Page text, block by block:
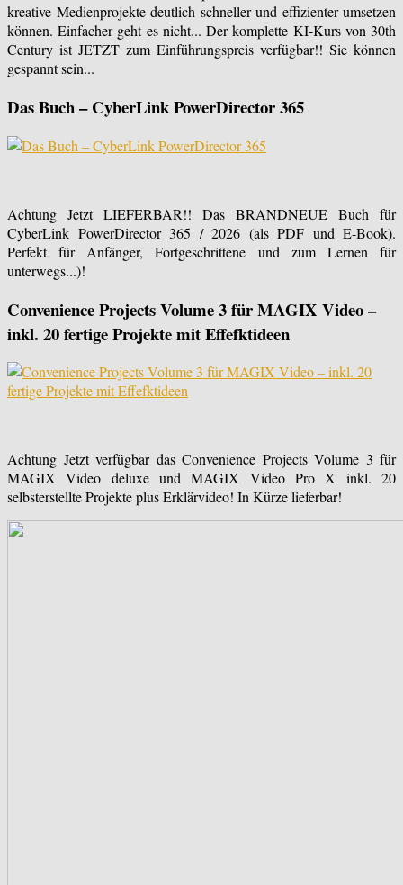
kreative Medienprojekte deutlich schneller und effizienter umsetzen
können. Einfacher geht es nicht... Der komplette KI-Kurs von 30th
Century ist JETZT zum Einführungspreis verfügbar!! Sie können
gespannt sein...
Das Buch – CyberLink PowerDirector 365
Achtung Jetzt LIEFERBAR!! Das BRANDNEUE Buch für
CyberLink PowerDirector 365 / 2026 (als PDF und E-Book).
Perfekt für Anfänger, Fortgeschrittene und zum Lernen für
unterwegs...)!
Convenience Projects Volume 3 für MAGIX Video –
inkl. 20 fertige Projekte mit Effefktideen
Achtung Jetzt verfügbar das Convenience Projects Volume 3 für
MAGIX Video deluxe und MAGIX Video Pro X inkl. 20
selbsterstellte Projekte plus Erklärvideo! In Kürze lieferbar!